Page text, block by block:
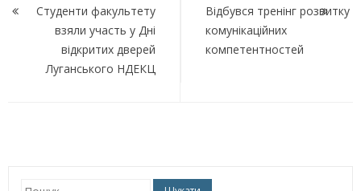
записів
Студенти факультету
взяли участь у Дні
відкритих дверей
Луганського НДЕКЦ
Відбувся тренінг розвитку
комунікаційних
компетентностей
Пошук: